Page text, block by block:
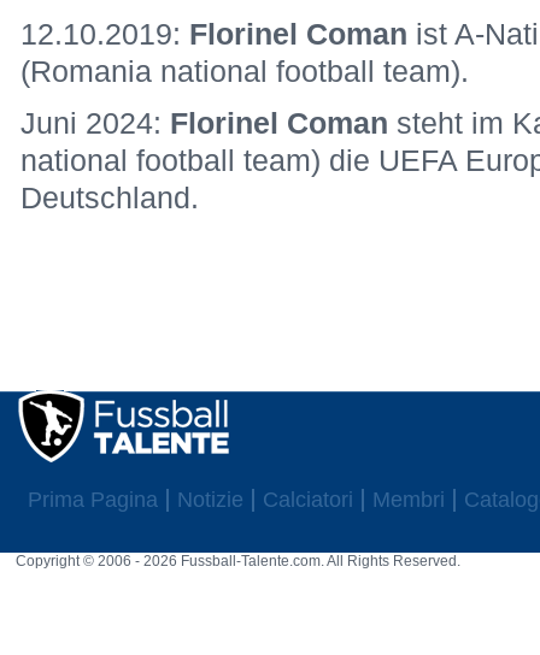
12.10.2019: Florinel Coman ist A-
(Romania national football team).
Juni 2024: Florinel Coman steht im
national football team) die UEFA
Deutschland.
Prima Pagina Notizie Calciatori Membri
Copyright © 2006 - 2026 Fussball-Talente.com. All Rights Reserved.